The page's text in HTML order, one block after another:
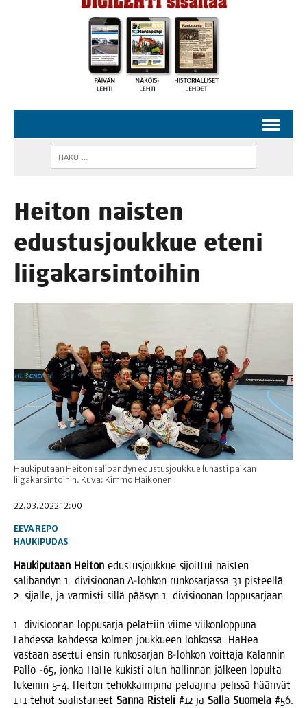
Hei­ton nais­ten
edus­tus­jouk­kue ete­ni
liigakarsintoihin
Haukiputaan Heiton salibandyn edustusjoukkue lunasti paikan
liigakarsintoihin. Kuva: Kimmo Haikonen
22.03.2022 12:00
EEVA REPO
HAUKIPUDAS
Hau­ki­pu­taan Hei­ton edus­tus­jouk­kue sijoit­tui nais­ten
sali­ban­dyn 1. divi­sioo­nan A‑lohkon run­ko­sar­jas­sa 31 pis­teel­lä
2. sijal­le, ja var­mis­ti sil­lä pää­syn 1. divi­sioo­nan loppusarjaan.
1. divi­sioo­nan lop­pusar­ja pelat­tiin vii­me vii­kon­lop­pu­na
Lah­des­sa kah­des­sa kol­men jouk­ku­een loh­kos­sa. HaHea
vas­taan aset­tui ensin run­ko­sar­jan B‑lohkon voit­ta­ja Kalan­nin
Pal­lo ‑65, jon­ka HaHe kukis­ti alun hal­lin­nan jäl­keen lopul­ta
luke­min 5–4. Hei­ton tehok­kaim­pi­na pelaa­ji­na pelis­sä hää­ri­vät
1+1 tehot saa­lis­ta­neet San­na Ris­te­li #12 ja Sal­la Suo­me­la #56.